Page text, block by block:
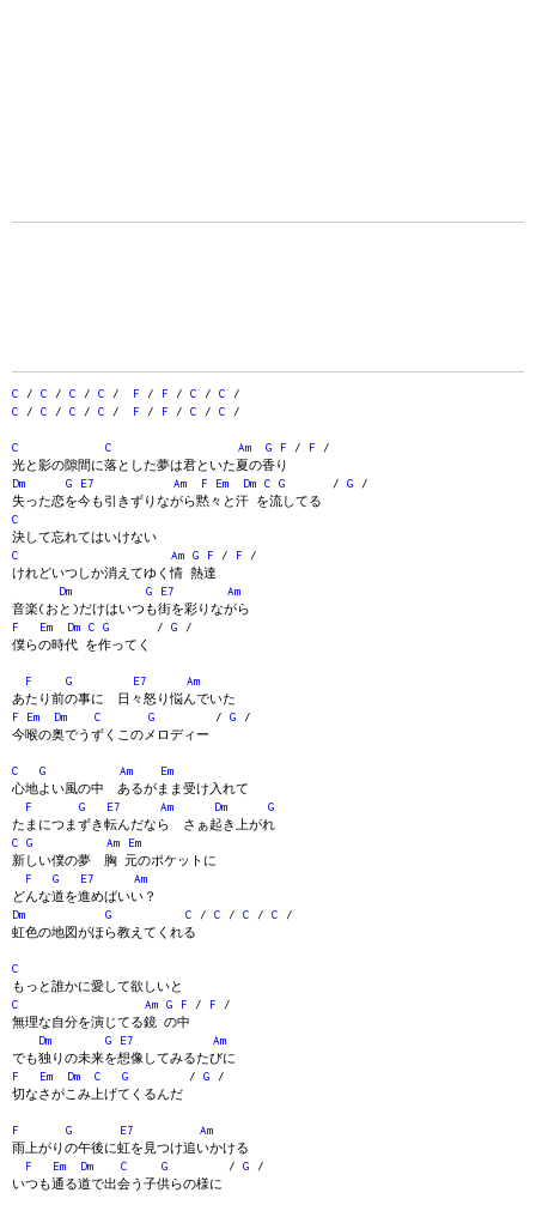
C / C / C / C / F / F / C / C /
C / C / C / C / F / F / C / C /
C C Am G F / F /
光と影の隙間に落とした夢は君といた夏の香り
Dm
G E7 Am F Em Dm C G / G /
失った恋を今も引きずりながら黙々と汗 を流してる
C
決して忘れてはいけない
C
Am G F / F /
けれどいつしか消えてゆく情 熱達
Dm
G E7
Am
音楽(おと)だけはいつも街を彩りながら
F
Em Dm C G / G /
僕らの時代 を作ってく
F G E7
Am
あたり前の事に 日々怒り悩んでいた
F
Em Dm C G / G /
今喉の奥でうずくこのメロディー
C G Am
Em
心地よい風の中 あるがまま受け入れて
F
G E7 Am Dm
G
たまにつまずき転んだなら さぁ起き上がれ
C
G Am
Em
新しい僕の夢 胸 元のポケットに
F
G E7
Am
どんな道を進めばいい？
Dm
G C / C / C / C /
虹色の地図がほら教えてくれる
C
もっと誰かに愛して欲しいと
C
Am G F / F /
無理な自分を演じてる鏡 の中
Dm
G E7
Am
でも独りの未来を想像してみるたびに
F
Em Dm C G / G /
切なさがこみ上げてくるんだ
F G E7
Am
雨上がりの午後に虹を見つけ追いかける
F
Em Dm C G / G /
いつも通る道で出会う子供らの様に